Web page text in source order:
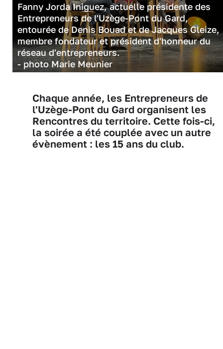
Fanny Jorda Iniguez, actuelle présidente des
Entrepreneurs de l'Uzège-Pont du Gard,
entourée de Denis Bouad et de Jacques Gleize,
membre fondateur et président d'honneur du
réseau d'entrepreneurs.
- photo Marie Meunier
Chaque année, les Entrepreneurs de
l'Uzège-Pont du Gard organisent les
Rencontres du territoire. Cette fois-ci,
la soirée a été couplée avec un autre
évènement : les 15 ans du club.